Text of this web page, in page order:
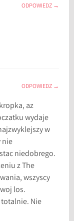
ODPOWIEDZ
ODPOWIEDZ
az
wydaje
w
nie
niedobrego.
z The
wszyscy
los.
Nie